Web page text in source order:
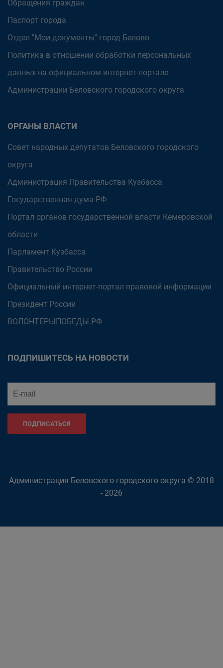
Обращения граждан
Паспорт города
Отдел "Мои документы" город Белово
Политика в отношении обработки персональных
данных на официальном интернет-портале
Администрации Беловского городского округа
ОРГАНЫ ВЛАСТИ
Совет народных депутатов Беловского городского
округа
Администрация Правительства Кузбасса
Государственная дума РФ
Портал органов государственной власти Кемеровской
области
Парламент Кузбасса
Правительство России
Официальный интернет-портал правовой информации
Президент России
ВОЛОНТЕРЫПОБЕДЫ.РФ
ПОДПИШИТЕСЬ НА НОВОСТИ
ПОДПИСАТЬСЯ
Администрация Беловского городского округа © 2018
- 2026